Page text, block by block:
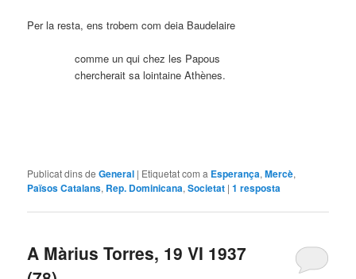
Per la resta, ens trobem com deia Baudelaire
comme un qui chez les Papous
chercherait sa lointaine Athènes.
Publicat dins de General | Etiquetat com a Esperança,Mercè,
Països Catalans, Rep. Dominicana,Societat |1 resposta
A Màrius Torres, 19 VI 1937